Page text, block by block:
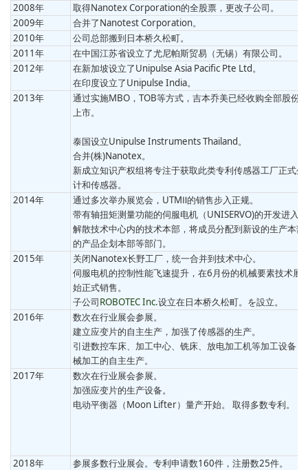
2008年
取得Nanotex Corporation的全股票，更改子公司。
2009年
合并了Nanotest Corporation。
2010年
公司总部搬到日本桥久松町。
2011年
在中国江苏省设立了尤尼帕斯贸易（无锡）有限公司。
2012年
在新加坡设立了Unipulse Asia Pacific Pte Ltd。
在印度设立了Unipulse India。
2013年
通过实施MBO，TOB等方式，吉本乔美已经收购全部股份
上市。
泰国设立Unipulse Instruments Thailand。
合并(株)Nanotex。
新成立知识产权组将专注于获取此类专利传感器工厂正式生
计和传感器。
2014年
通过多次举办展览会，UTMⅡ的销售步入正规。
带有轴扭矩测量功能的伺服电机（UNISERVO)的开发进入
解散技术中心内的技术本部，将成员分配到新设的生产本部
的产品企划本部等部门。
2015年
关闭Nanotex长野工厂，统一合并到技术中心。
伺服电机的控制性能飞速提升，在6月份的机械要素技术展
始正式销售。
子公司ROBOTEC Inc.设立在日本桥久松町。を設立。
2016年
数次在行业展会参展。
建立应变片的自主生产，加强了传感器的生产。
引进数控车床、加工中心、铣床、放电加工机等加工设备，
械加工的自主生产。
2017年
数次在行业展会参展。
加强应变片的生产设备。
电动平衡器（Moon Lifter）量产开始。 取得多数专利。
2018年
参展多数行业展会。专利申请数160件，注册数25件。